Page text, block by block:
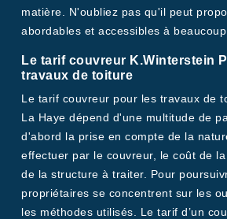
matière. N'oubliez pas qu'il peut
abordables et accessibles à beaucoup
Le tarif couvreur K.Winterstein
travaux de toiture
Le tarif couvreur pour les travaux de
La Haye dépend d'une multitude de
d'abord la prise en compte de la
effectuer par le couvreur, le coût de la
de la structure à traiter. Pour
propriétaires se concentrent sur les
les méthodes utilisés. Le tarif d’un